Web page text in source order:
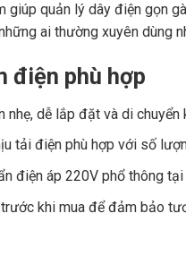
giúp quản lý dây điện gọn
ai thường xuyên dùng
điện phù hợp
nhẹ, dễ lắp đặt và di chuyển
tải điện phù hợp với số
điện áp 220V phổ thông tại
khi mua để đảm bảo